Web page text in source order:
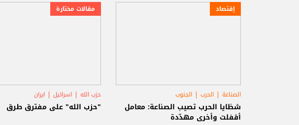
إقتصاد
الصناعة الحرب الجنوب
شظايا الحرب تصيب الصناعة: معامل
أقفلت وأخرى مهدّدة
مقالات مختارة
حزب الله اسرائيل ايران
"حزب الله" على مفترق طرق